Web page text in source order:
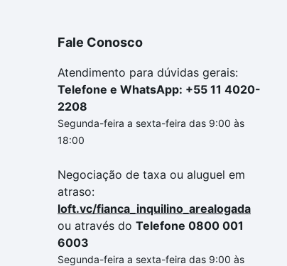
Fale Conosco
Atendimento para dúvidas gerais:
Telefone e WhatsApp: +55 11 4020-
2208
Segunda-feira a sexta-feira das 9:00 às
18:00
Negociação de taxa ou aluguel em
atraso:
loft.vc/fianca_inquilino_arealogada
ou através do Telefone 0800 001
6003
Segunda-feira a sexta-feira das 9:00 às